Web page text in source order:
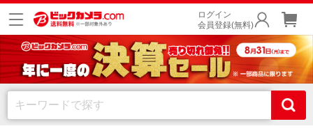
ログイン
会員登録(無料)